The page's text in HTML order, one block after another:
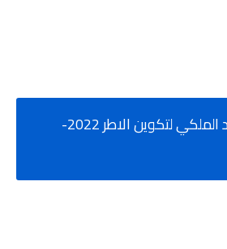
مباراة ولوج المعهد الملكي لتكوين الاطر 2022-